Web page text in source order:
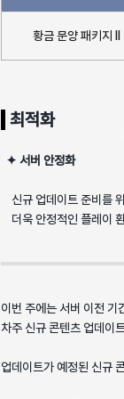
황금 문양 패키지 II
최적화
✦ 서버 안정화
신규 업데이트 준비를
더욱 안정적인 플레이
이번 주에는 서버 이전 기
차주 신규 콘텐츠 업데이
업데이트가 예정된 신규